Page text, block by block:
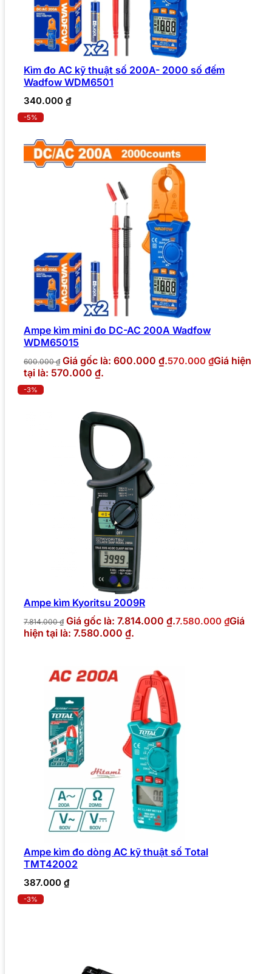
Kìm đo AC kỹ thuật số 200A- 2000 số đếm
Wadfow WDM6501
340.000 ₫
-5%
Ampe kìm mini đo DC-AC 200A Wadfow
WDM65015
600.000₫ Giá gốc là: 600.000 ₫.570.000 ₫Giá hiện
tại là: 570.000 ₫.
-3%
Ampe kìm Kyoritsu 2009R
7.814.000₫ Giá gốc là: 7.814.000 ₫.7.580.000 ₫Giá
hiện tại là: 7.580.000 ₫.
Ampe kìm đo dòng AC kỹ thuật số Total
TMT42002
387.000 ₫
-3%